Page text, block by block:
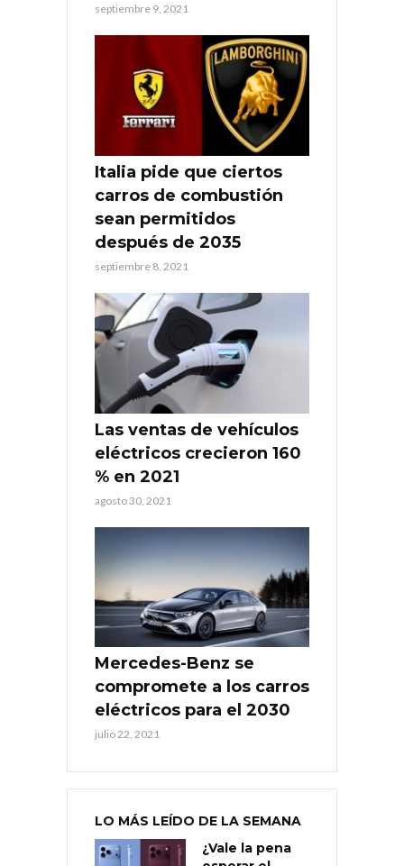
septiembre 9, 2021
Italia pide que ciertos
carros de combustión
sean permitidos
después de 2035
septiembre 8, 2021
Las ventas de vehículos
eléctricos crecieron 160
% en 2021
agosto 30, 2021
Mercedes-Benz se
compromete a los carros
eléctricos para el 2030
julio 22, 2021
LO MÁS LEÍDO DE LA SEMANA
¿Vale la pena